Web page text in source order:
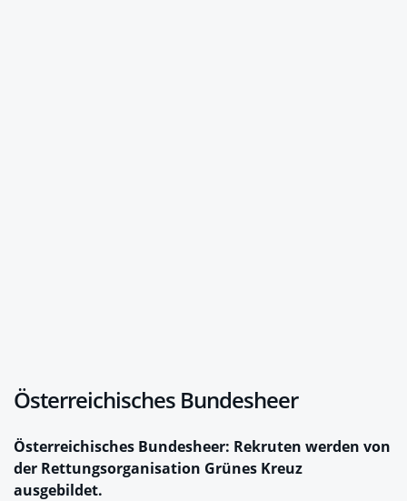
Österreichisches Bundesheer
Österreichisches Bundesheer: Rekruten werden von
der Rettungsorganisation Grünes Kreuz
ausgebildet.